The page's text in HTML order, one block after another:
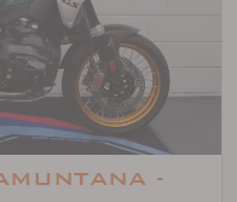
-